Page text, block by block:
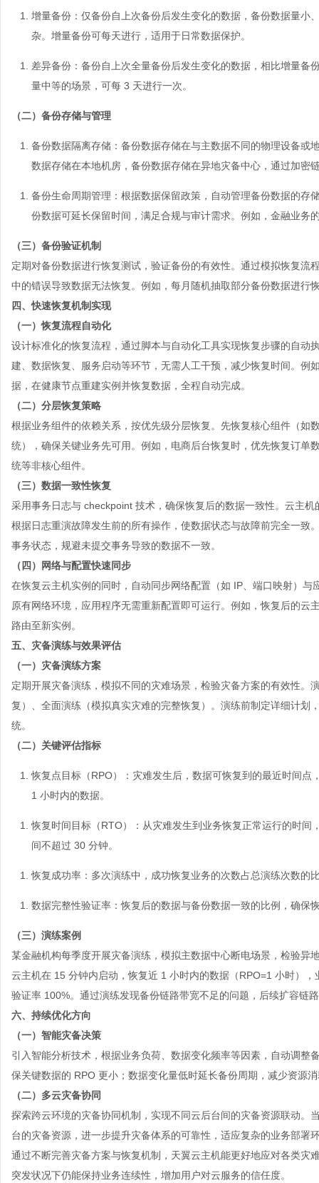
增量备份 ：仅备份自上次备份后发生变化的数据，备份数据量
杂。增量备份可每天进行，适用于日常数据保护。
差异备份 ：备份自上次全量备份后发生变化的数据，相比增量
量中等的场景，可每 3 天进行一次。
（二）备份存储与管理
备份数据隔离存储 ：备份数据存储在与主数据不同的物理设备
数据存储在本地机房，备份数据存储在异地灾备中心，通过加密
备份生命周期管理 ：根据数据保留政策，自动管理备份数据的
份数据可延长保留时间，满足合规与审计需求。例如，金融业务
（三）备份验证机制
定期对备份数据进行恢复测试，验证备份的有效性。通过模拟恢复
中的错误导致数据无法恢复。例如，每月随机抽取部分备份数据进行
四、快速恢复机制实现
（一）恢复流程自动化
设计标准化的恢复流程，通过脚本与自动化工具实现恢复步骤的自动
建、数据恢复、服务启动等环节，无需人工干预，减少恢复时间。例
据，在健康节点重建实例并恢复数据，全程自动完成。
（二）分层恢复策略
根据业务组件的依赖关系，按优先级分层恢复。先恢复核心组件（如
统），确保关键业务先可用。例如，电商后台恢复时，优先恢复订单
统等非核心组件。
（三）数据一致性恢复
采用事务日志与 checkpoint 技术，确保恢复后的数据一致性。 云主机
根据日志重演故障发生前的所有操作，使数据状态与故障前完全一致
事务状态，规避未提交事务导致的数据不一致。
（四）网络与配置快速同步
在恢复云主机实例的同时，自动同步网络配置（如 IP、端口映射）
原有网络环境，应用程序无需重新配置即可运行。例如，恢复后的
路由至新实例。
五、灾备演练与效果评估
（一）灾备演练方案
定期开展灾备演练，模拟不同的灾难场景，检验灾备方案的有效性
复）、全面演练（模拟真实灾难的完整恢复）。演练前制定详细计划
统。
（二）关键评估指标
恢复点目标（RPO）
：灾难发生后，数据可恢复到的最近时间
1 小时内的数据。
恢复时间目标（RTO）
：从灾难发生到业务恢复正常运行的时
间不超过 30 分钟。
恢复成功率 ：多次演练中，成功恢复业务的次数占总演练次数的
数据完整性验证率 ：恢复后的数据与备份数据一致的比例，确保
（三）演练案例
某金融机构每季度开展灾备演练，模拟主数据中心断电场景，检验异
云主机在 15 分钟内启动，恢复近 1 小时内的数据（RPO=1 小时）
验证率 100%。通过演练发现备份链路带宽不足的问题，后续扩容链
六、持续优化方向
（一）智能灾备决策
引入智能分析技术，根据业务负荷、数据变化频率等因素，自动调
保关键数据的 RPO 更小；数据变化量低时延长备份周期，减少资源
（二）多云灾备协同
探索跨云环境的灾备协同机制，实现不同云后台间的灾备资源联动。
台的灾备资源，进一步提升灾备体系的可靠性，适应复杂的业务部署
通过不断完善灾备方案与恢复机制，天翼云主机能更好地应对各类灾
突发状况下仍能保持业务连续性，增加用户对云服务的信任度。